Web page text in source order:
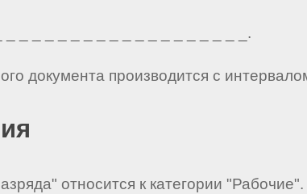
_ _ _ _ _ _ _ _ _ _ _ _ _ _ _ _ _ _.
документа производится с
относится к категории "Рабочие".